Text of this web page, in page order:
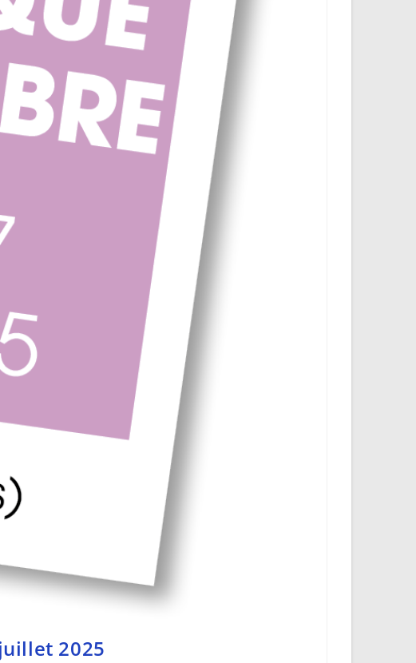
2025